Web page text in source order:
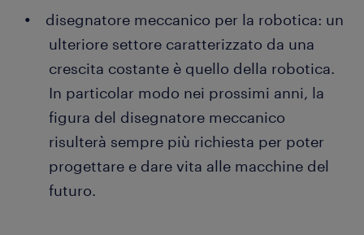
disegnatore meccanico per la robotica: un
ulteriore settore caratterizzato da una
crescita costante è quello della robotica.
In particolar modo nei prossimi anni, la
figura del disegnatore meccanico
risulterà sempre più richiesta per poter
progettare e dare vita alle macchine del
futuro.